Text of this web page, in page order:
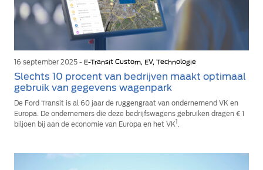
16 september 2025 - E-Transit Custom, EV, Technologie
Slechts 10 procent van bedrijven maakt optimaal
gebruik van gegevens wagenpark
De Ford Transit is al 60 jaar de ruggengraat van ondernemend VK en
Europa. De ondernemers die deze bedrijfswagens gebruiken dragen € 1
biljoen bij aan de economie van Europa en het VK1.